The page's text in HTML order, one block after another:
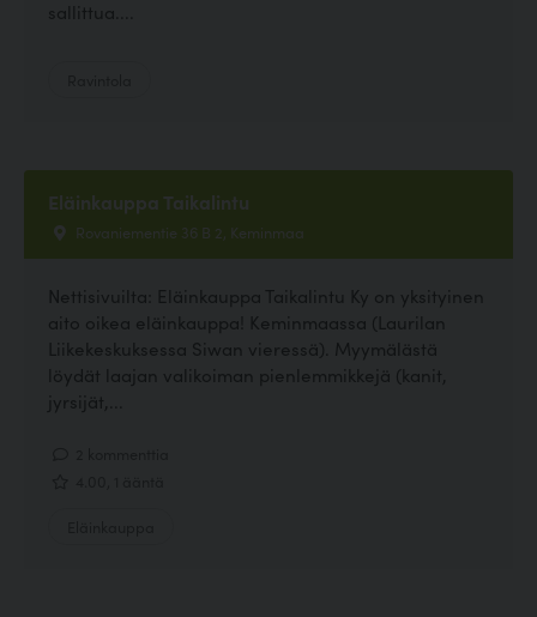
sallittua....
Eläinkauppa Taikalintu
Rovaniementie 36 B 2, Keminmaa
Nettisivuilta: Eläinkauppa Taikalintu Ky on yksityinen
aito oikea eläinkauppa! Keminmaassa (Laurilan
Liikekeskuksessa Siwan vieressä). Myymälästä
löydät laajan valikoiman pienlemmikkejä (kanit,
jyrsijät,...